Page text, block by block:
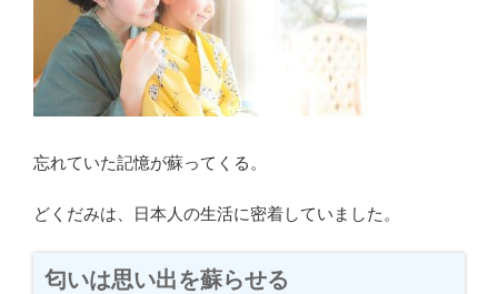
忘れていた記憶が蘇ってくる。
どくだみは、日本人の生活に密着していました。
匂いは思い出を蘇らせる